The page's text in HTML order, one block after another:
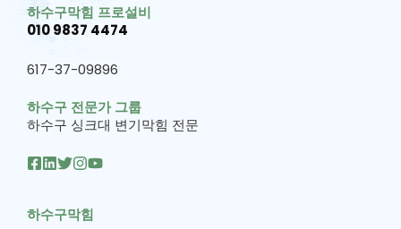
하수구막힘 프로설비
010 9837 4474
617-37-09896
하수구 전문가 그룹
하수구 싱크대 변기막힘 전문
하수구막힘